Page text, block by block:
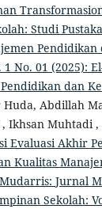
Studi
1 No. 01 (2025):
dan
Abdillah
Ikhsan Muhtadi
Evaluasi Akhir
Kualitas
Jurnal
Sekolah: